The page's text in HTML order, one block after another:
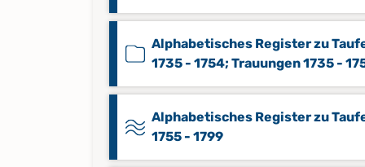
Alphabetisches Register zu
1735 - 1754; Trauungen 1735 -
Alphabetisches Register zu
1755 - 1799